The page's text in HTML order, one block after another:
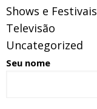
Shows e Festivais
Televisão
Uncategorized
Seu nome